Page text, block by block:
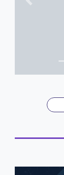
Anterior